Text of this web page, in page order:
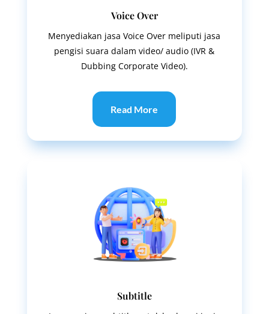
Voice Over
Menyediakan jasa Voice Over meliputi jasa
pengisi suara dalam video/ audio (IVR &
Dubbing Corporate Video).
Read More
Subtitle